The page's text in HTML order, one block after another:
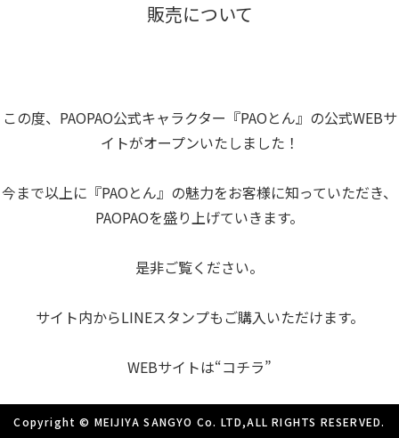
販売について
この度、PAOPAO公式キャラクター『PAOとん』の公式WEBサ
イトがオープンいたしました！
今まで以上に『PAOとん』の魅力をお客様に知っていただき、
PAOPAOを盛り上げていきます。
是非ご覧ください。
サイト内からLINEスタンプもご購入いただけます。
WEBサイトは“コチラ”
Copyright © MEIJIYA SANGYO Co. LTD,ALL RIGHTS RESERVED.